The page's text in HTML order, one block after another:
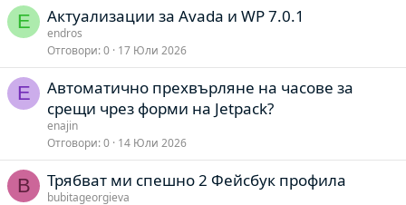
E Актуализации за Avada и WP 7.0.1
endros
Отговори 0 17 Юли 2026
E
Автоматично прехвърляне на часове за
срещи чрез форми на Jetpack?
enajin
Отговори 0 14 Юли 2026
B Трябват ми спешно 2 Фейсбук профила
bubitageorgieva